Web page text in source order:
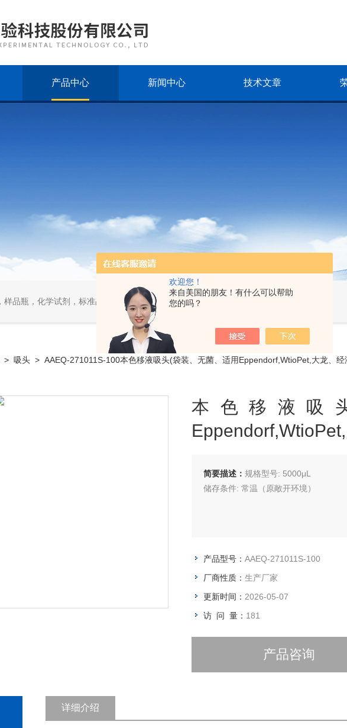
欢迎您！
来自美国的朋友！有什么可以帮助
您的吗？
产品中心 新闻中心 技术文章
品瓶，化学试剂，标准品，小型仪器
> 吸头 > AAEQ-271011S-100本色移液吸头(袋装、无菌、适用Eppendorf,WtioPet,大龙、经
本色移液吸
简要描述： 规格型号: 5000μL
储存条件: 常温（原敞开环境）
产品型号： AAEQ-271011S-100
厂商性质： 生产厂家
更新时间： 2026-05-07
访 问 量： 181
产品咨询
详细介绍